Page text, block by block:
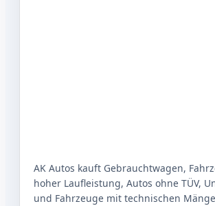
AK Autos kauft Gebrauchtwagen,
hoher Laufleistung, Autos ohne TÜV,
und Fahrzeuge mit technischen